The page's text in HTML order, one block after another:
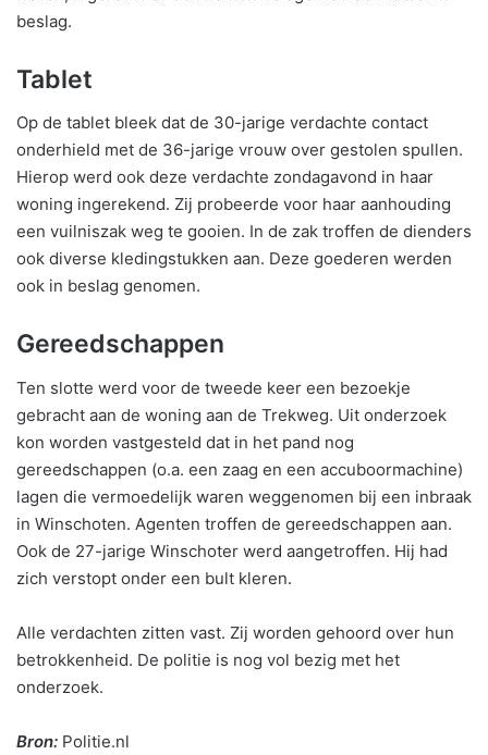
beslag.
Tablet
Op de tablet bleek dat de 30-jarige verdachte contact
onderhield met de 36-jarige vrouw over gestolen spullen.
Hierop werd ook deze verdachte zondagavond in haar
woning ingerekend. Zij probeerde voor haar aanhouding
een vuilniszak weg te gooien. In de zak troffen de dienders
ook diverse kledingstukken aan. Deze goederen werden
ook in beslag genomen.
Gereedschappen
Ten slotte werd voor de tweede keer een bezoekje
gebracht aan de woning aan de Trekweg. Uit onderzoek
kon worden vastgesteld dat in het pand nog
gereedschappen (o.a. een zaag en een accuboormachine)
lagen die vermoedelijk waren weggenomen bij een inbraak
in Winschoten. Agenten troffen de gereedschappen aan.
Ook de 27-jarige Winschoter werd aangetroffen. Hij had
zich verstopt onder een bult kleren.
Alle verdachten zitten vast. Zij worden gehoord over hun
betrokkenheid. De politie is nog vol bezig met het
onderzoek.
Bron: Politie.nl